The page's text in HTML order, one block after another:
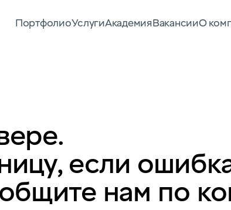
ПортфолиоУслугиАкадемияВакансииО
если
нам по